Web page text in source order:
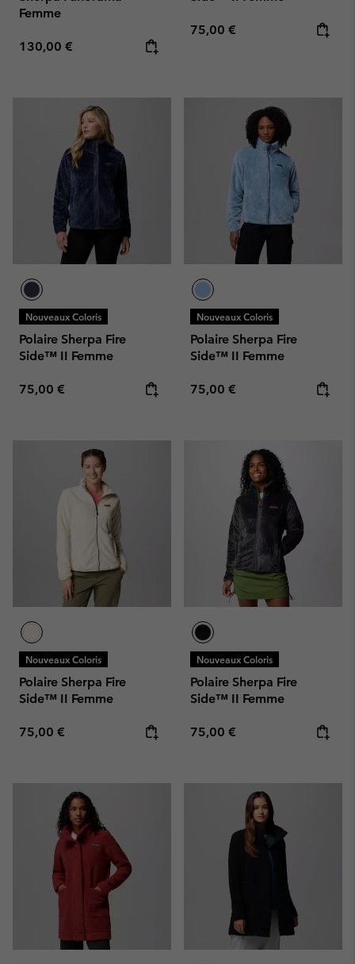
Femme
Regular price:
130,00 €
Regular price:
75,00 €
Nouveaux Coloris
Polaire Sherpa Fire
Side™ II Femme
Regular price:
75,00 €
Nouveaux Coloris
Polaire Sherpa Fire
Side™ II Femme
Regular price:
75,00 €
Nouveaux Coloris
Polaire Sherpa Fire
Side™ II Femme
Regular price:
75,00 €
Nouveaux Coloris
Polaire Sherpa Fire
Side™ II Femme
Regular price:
75,00 €